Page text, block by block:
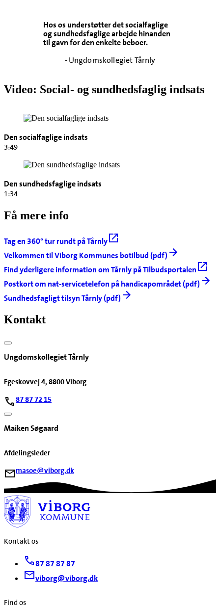
Hos os understøtter det socialfaglige
og sundhedsfaglige arbejde hinanden
til gavn for den enkelte beboer.
- Ungdomskollegiet Tårnly
Video: Social- og sundhedsfaglig indsats
Den socialfaglige indsats
3:49
Den sundhedsfaglige indsats
1:34
Få mere info
Tag en 360° tur rundt på Tårnly
Velkommen til Viborg Kommunes botilbud (pdf)
Find yderligere information om Tårnly på Tilbudsportalen
Postkort om nat-servicetelefon på handicapområdet (pdf)
Sundhedsfagligt tilsyn Tårnly (pdf)
Kontakt
Ungdomskollegiet Tårnly
Egeskovvej 4, 8800 Viborg
87 87 72 15
Maiken Søgaard
Afdelingsleder
masoe@viborg.dk
Kontakt os
87 87 87 87
viborg@viborg.dk
Find os